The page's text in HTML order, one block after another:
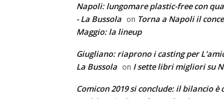
Napoli: lungomare plastic-free con
- La Bussola on Torna a Napoli il
Maggio: la lineup
Giugliano: riaprono i casting per
La Bussola on I sette libri migliori su
Comicon 2019 si conclude: il bilancio è